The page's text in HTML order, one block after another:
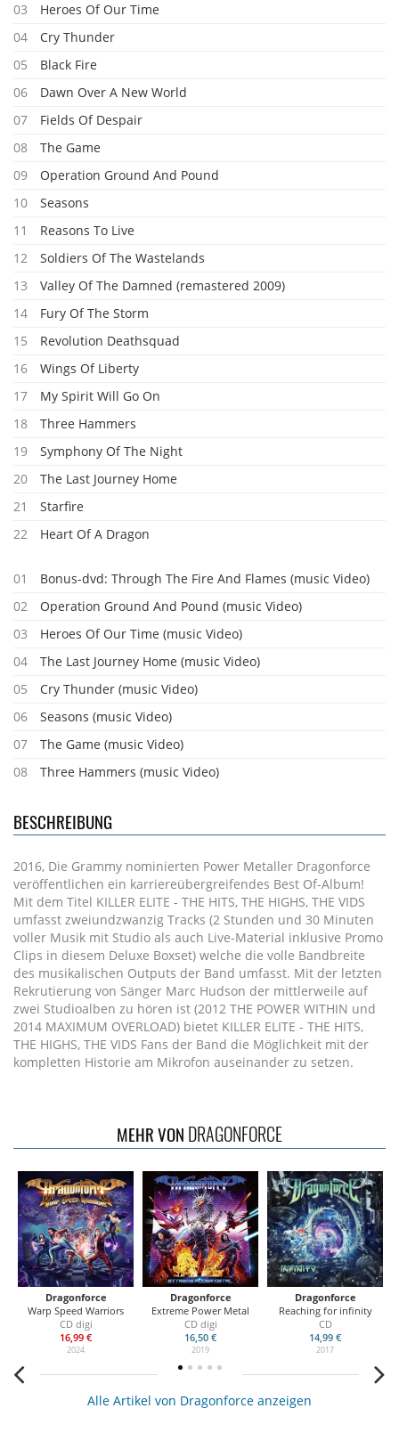
03
Heroes Of Our Time
04
Cry Thunder
05
Black Fire
06
Dawn Over A New World
07
Fields Of Despair
08
The Game
09
Operation Ground And Pound
10
Seasons
11
Reasons To Live
12
Soldiers Of The Wastelands
13
Valley Of The Damned (remastered 2009)
14
Fury Of The Storm
15
Revolution Deathsquad
16
Wings Of Liberty
17
My Spirit Will Go On
18
Three Hammers
19
Symphony Of The Night
20
The Last Journey Home
21
Starfire
22
Heart Of A Dragon
01
Bonus-dvd: Through The Fire And Flames (music Video)
02
Operation Ground And Pound (music Video)
03
Heroes Of Our Time (music Video)
04
The Last Journey Home (music Video)
05
Cry Thunder (music Video)
06
Seasons (music Video)
07
The Game (music Video)
08
Three Hammers (music Video)
BESCHREIBUNG
2016, Die Grammy nominierten Power Metaller Dragonforce
veröffentlichen ein karriereübergreifendes Best Of-Album!
Mit dem Titel KILLER ELITE - THE HITS, THE HIGHS, THE VIDS
umfasst zweiundzwanzig Tracks (2 Stunden und 30 Minuten
voller Musik mit Studio als auch Live-Material inklusive Promo
Clips in diesem Deluxe Boxset) welche die volle Bandbreite
des musikalischen Outputs der Band umfasst. Mit der letzten
Rekrutierung von Sänger Marc Hudson der mittlerweile auf
zwei Studioalben zu hören ist (2012 THE POWER WITHIN und
2014 MAXIMUM OVERLOAD) bietet KILLER ELITE - THE HITS,
THE HIGHS, THE VIDS Fans der Band die Möglichkeit mit der
kompletten Historie am Mikrofon auseinander zu setzen.
MEHR VON DRAGONFORCE
Dragonforce
Warp Speed Warriors
CD digi
16,99 €
2024
Dragonforce
Extreme Power Metal
CD digi
16,50 €
2019
Dragonforce
Reaching for infinity
CD
14,99 €
2017
Alle Artikel von Dragonforce anzeigen